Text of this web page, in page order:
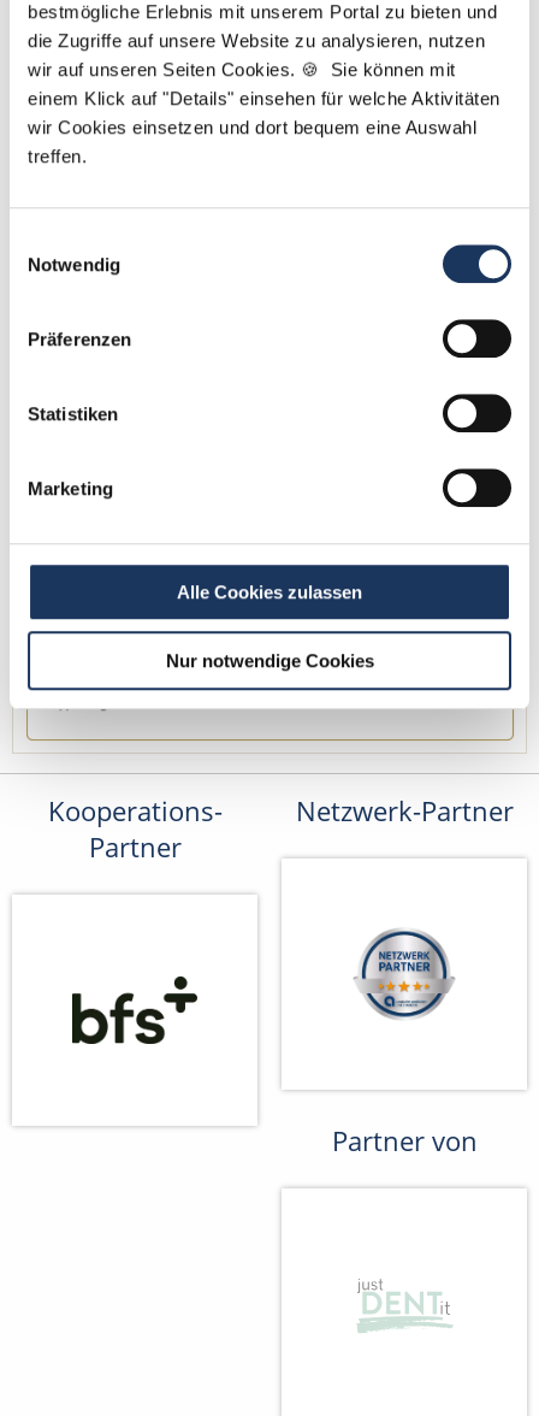
bestmögliche Erlebnis mit unserem Portal zu bieten und
die Zugriffe auf unsere Website zu analysieren, nutzen
wir auf unseren Seiten Cookies. 🍪 Sie können mit
einem Klick auf "Details" einsehen für welche Aktivitäten
wir Cookies einsetzen und dort bequem eine Auswahl
treffen.
Notwendig
Präferenzen
Statistiken
Marketing
Alle Cookies zulassen
Nur notwendige Cookies
Ansprechpartner
Gemeinsam finden wir die Zahnarztpraxis, die zu
Ihnen und Ihren beruflichen Zielen passt. Wenn Sie
Fragen zu Ihrer Bewerbung oder zu unseren
Verfügung!
Jetzt zur kostenlosen Stellenanfrage
Kontakt
Fax: +49 (0) 521 / 911 730 41
Kooperations-
Partner
Netzwerk-Partner
Partner von